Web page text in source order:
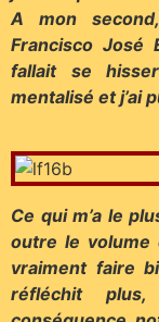
A mon
Francisco José
fallait se
mentalisé et j’ai
Ce qui m’a le
outre le volume
vraiment faire
réfléchit